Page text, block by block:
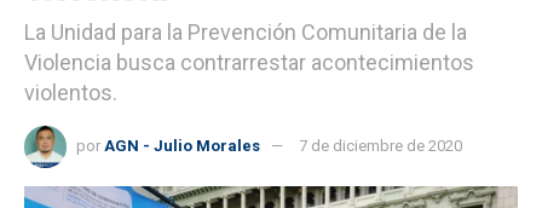
La Unidad para la Prevención Comunitaria de la
Violencia busca contrarrestar acontecimientos
violentos.
por AGN - Julio Morales 7 de diciembre de 2020